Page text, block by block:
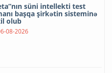
süni intellekti test
başqa şirkətin sisteminə
olub
08-2026